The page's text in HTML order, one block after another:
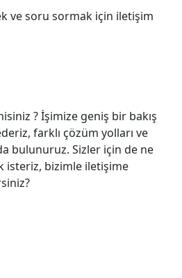
ve soru sormak için iletişim
? İşimize geniş bir bakış
farklı çözüm yolları ve
bulunuruz. Sizler için de ne
isteriz, bizimle iletişime